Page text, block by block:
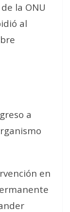
la ONU
al
a
en